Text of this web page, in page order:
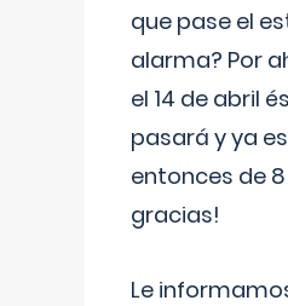
que pase el
alarma? Por
el 14 de abril
pasará y ya
entonces de
gracias!
Le